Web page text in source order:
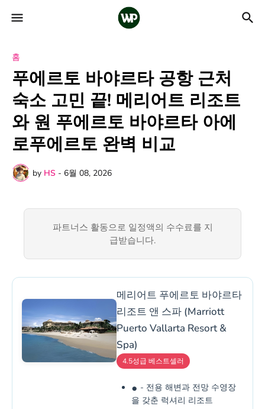
홈
푸에르토 바야르타 공항 근처
숙소 고민 끝! 메리어트 리조트
와 원 푸에르토 바야르타 아에
로푸에르토 완벽 비교
by HS - 6월 08, 2026
파트너스 활동으로 일정액의 수수료를 지
급받습니다.
메리어트 푸에르토 바야르타
리조트 앤 스파 (Marriott
Puerto Vallarta Resort &
Spa)
4.5성급 베스트셀러
- 전용 해변과 전망 수영장
을 갖춘 럭셔리 리조트